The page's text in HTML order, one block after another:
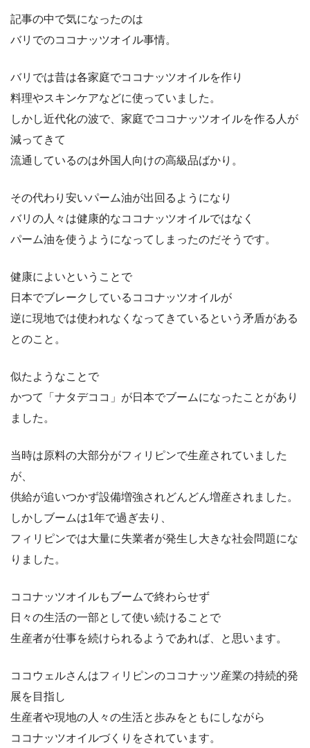
記事の中で気になったのは
バリでのココナッツオイル事情。
バリでは昔は各家庭でココナッツオイルを作り
料理やスキンケアなどに使っていました。
しかし近代化の波で、家庭でココナッツオイルを作る人が
減ってきて
流通しているのは外国人向けの高級品ばかり。
その代わり安いパーム油が出回るようになり
バリの人々は健康的なココナッツオイルではなく
パーム油を使うようになってしまったのだそうです。
健康によいということで
日本でブレークしているココナッツオイルが
逆に現地では使われなくなってきているという矛盾がある
とのこと。
似たようなことで
かつて「ナタデココ」が日本でブームになったことがあり
ました。
当時は原料の大部分がフィリピンで生産されていました
が、
供給が追いつかず設備増強されどんどん増産されました。
しかしブームは1年で過ぎ去り、
フィリピンでは大量に失業者が発生し大きな社会問題にな
りました。
ココナッツオイルもブームで終わらせず
日々の生活の一部として使い続けることで
生産者が仕事を続けられるようであれば、と思います。
ココウェルさんはフィリピンのココナッツ産業の持続的発
展を目指し
生産者や現地の人々の生活と歩みをともにしながら
ココナッツオイルづくりをされています。